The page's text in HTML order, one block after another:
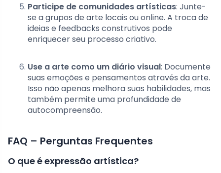
Participe de comunidades artísticas: Junte-
se a grupos de arte locais ou online. A troca de
ideias e feedbacks construtivos pode
enriquecer seu processo criativo.
Use a arte como um diário visual: Documente
suas emoções e pensamentos através da arte.
Isso não apenas melhora suas habilidades, mas
também permite uma profundidade de
autocompreensão.
FAQ – Perguntas Frequentes
O que é expressão artística?